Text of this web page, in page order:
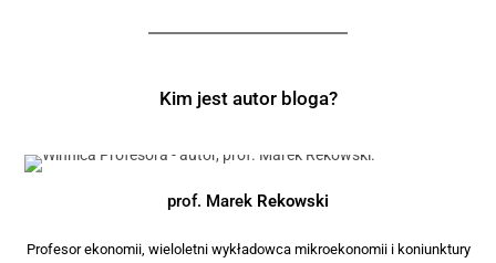
Kim jest autor bloga?
prof. Marek Rekowski
Profesor ekonomii, wieloletni wykładowca mikroekonomii i koniunktury